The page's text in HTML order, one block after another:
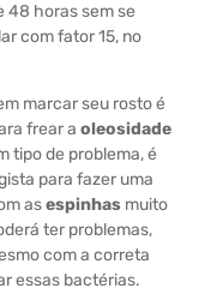
48 horas sem se
com fator 15, no
marcar seu rosto é
frear a oleosidade
tipo de problema, é
para fazer uma
asespinhas muito
ter problemas,
com a correta
essas bactérias.